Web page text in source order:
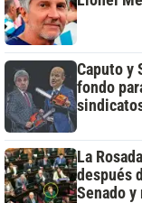
Caputo y
fondo
La
después
Senado